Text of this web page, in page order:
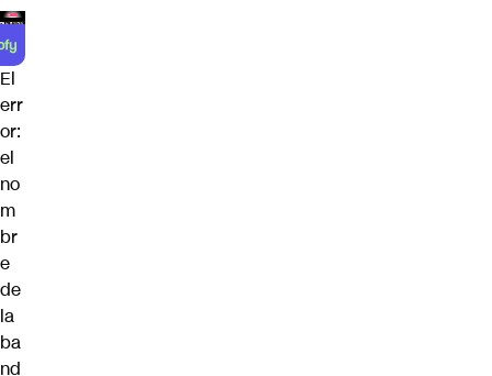
El
err
or:
el
no
m
br
e
de
la
ba
nd